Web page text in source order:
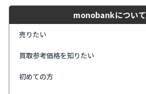
monobankについて
売りたい
買取参考価格を知りたい
初めての方